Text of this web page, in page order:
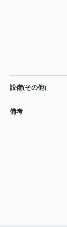
設備(その他)
備考